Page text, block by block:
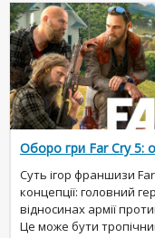
Оборо гри Far Cry 5:
Суть ігор франшизи
концепції: головний
відносинах армії
Це може бути